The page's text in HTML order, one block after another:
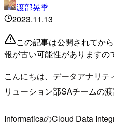
渡部晃季
2023.11.13
この記事は公開されてか
報が古い可能性がありますの
こんにちは、データアナリ
リューション部SAチームの渡
InformaticaのCloud Data